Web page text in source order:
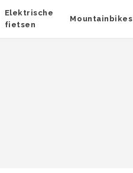
Elektrische
fietsen
Mountainbikes